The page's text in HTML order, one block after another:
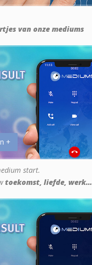
van onze mediums
+
start.
toekomst, liefde, werk...